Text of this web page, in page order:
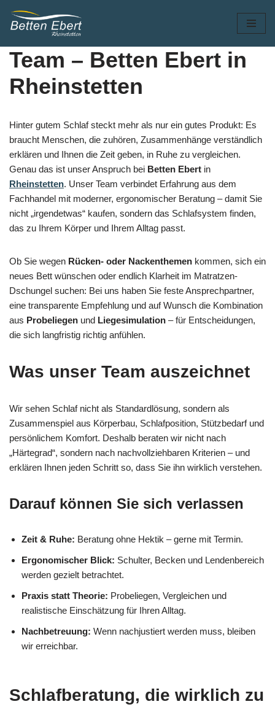
Zum
Inhalt
springen
Team – Betten Ebert in
Rheinstetten
Hinter gutem Schlaf steckt mehr als nur ein gutes Produkt: Es
braucht Menschen, die zuhören, Zusammenhänge verständlich
erklären und Ihnen die Zeit geben, in Ruhe zu vergleichen.
Genau das ist unser Anspruch bei Betten Ebert in
Rheinstetten. Unser Team verbindet Erfahrung aus dem
Fachhandel mit moderner, ergonomischer Beratung – damit Sie
nicht „irgendetwas“ kaufen, sondern das Schlafsystem finden,
das zu Ihrem Körper und Ihrem Alltag passt.
Ob Sie wegen Rücken- oder Nackenthemen kommen, sich ein
neues Bett wünschen oder endlich Klarheit im Matratzen-
Dschungel suchen: Bei uns haben Sie feste Ansprechpartner,
eine transparente Empfehlung und auf Wunsch die Kombination
aus Probeliegen und Liegesimulation – für Entscheidungen,
die sich langfristig richtig anfühlen.
Was unser Team auszeichnet
Wir sehen Schlaf nicht als Standardlösung, sondern als
Zusammenspiel aus Körperbau, Schlafposition, Stützbedarf und
persönlichem Komfort. Deshalb beraten wir nicht nach
„Härtegrad“, sondern nach nachvollziehbaren Kriterien – und
erklären Ihnen jeden Schritt so, dass Sie ihn wirklich verstehen.
Darauf können Sie sich verlassen
Zeit & Ruhe: Beratung ohne Hektik – gerne mit Termin.
Ergonomischer Blick: Schulter, Becken und Lendenbereich
werden gezielt betrachtet.
Praxis statt Theorie: Probeliegen, Vergleichen und
realistische Einschätzung für Ihren Alltag.
Nachbetreuung: Wenn nachjustiert werden muss, bleiben
wir erreichbar.
Schlafberatung, die wirklich zu